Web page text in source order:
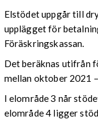
Elstödet uppgår till
upplägget för
Föräskringskassan.
Det beräknas utifrån
mellan oktober 2021
I elområde 3 når
elområde 4 ligger